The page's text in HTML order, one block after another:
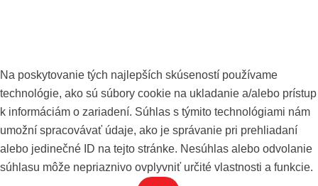
Na poskytovanie tých najlepších skúseností používame
technológie, ako sú súbory cookie na ukladanie a/alebo prístup
k informáciám o zariadení. Súhlas s týmito technológiami nám
umožní spracovávať údaje, ako je správanie pri prehliadaní
alebo jedinečné ID na tejto stránke. Nesúhlas alebo odvolanie
súhlasu môže nepriaznivo ovplyvniť určité vlastnosti a funkcie.